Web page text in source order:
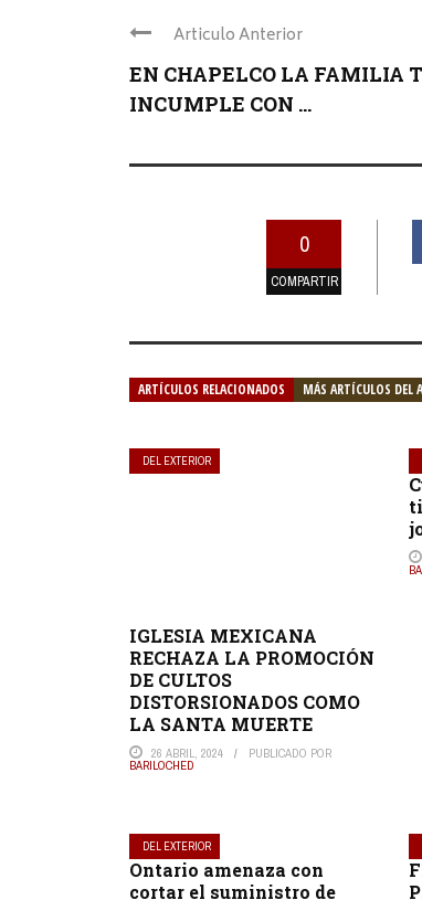
Articulo Anterior
EN CHAPELCO LA FAMILIA
INCUMPLE CON ...
0
COMPARTIR
ARTÍCULOS RELACIONADOS MÁS ARTÍCULOS DEL
DEL EXTERIOR
IGLESIA MEXICANA
RECHAZA LA PROMOCIÓN
DE CULTOS
DISTORSIONADOS COMO
LA SANTA MUERTE
26 ABRIL, 2024 PUBLICADO POR
BARILOCHED
DEL EXTERIOR
Ontario amenaza con
cortar el suministro de